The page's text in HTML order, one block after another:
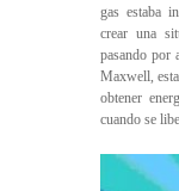
gas estaba
crear una
pasando por
Maxwell,
obtener
cuando se